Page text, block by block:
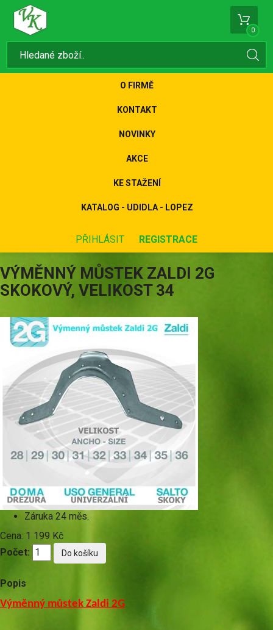
0
O FIRMĚ
KONTAKT
NOVINKY
AKCE
KE STAŽENÍ
KATALOG - UDIDLA - LOPEZ
PŘIHLÁSIT REGISTRACE
VÝMĚNNÝ MŮSTEK ZALDI 2G
SKOKOVÝ, VELIKOST 34
Záruka 24 měs.
Cena: 1 199 Kč
Počet:
Popis
Výměnný můstek Zaldi 2G